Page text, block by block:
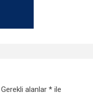
Gerekli alanlar * ile